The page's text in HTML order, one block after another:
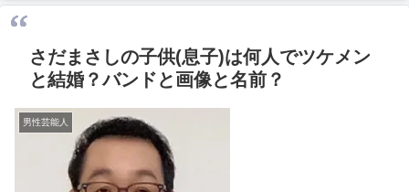
さだまさしの子供(息子)は何人でツケメン
と結婚？バンドと画像と名前？
男性芸能人